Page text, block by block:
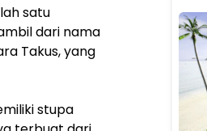
satu
dari nama
Takus, yang
stupa